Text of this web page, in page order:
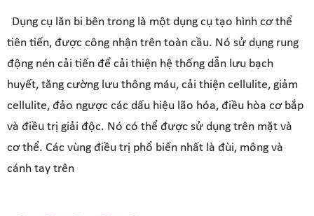
Dụng cụ lăn bi bên trong là một dụng cụ tạo hình cơ thể
tiên tiến, được công nhận trên toàn cầu. Nó sử dụng rung
động nén cải tiến để cải thiện hệ thống dẫn lưu bạch
huyết, tăng cường lưu thông máu, cải thiện cellulite, giảm
cellulite, đảo ngược các dấu hiệu lão hóa, điều hòa cơ bắp
và điều trị giải độc. Nó có thể được sử dụng trên mặt và
cơ thể. Các vùng điều trị phổ biến nhất là đùi, mông và
cánh tay trên